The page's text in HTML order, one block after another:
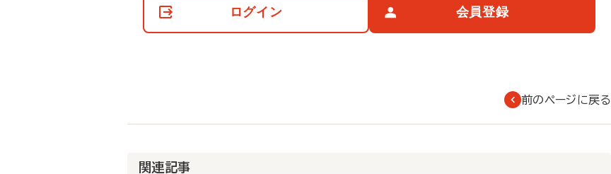
て
ログイン 会員登録
前のページに戻る
関連記事